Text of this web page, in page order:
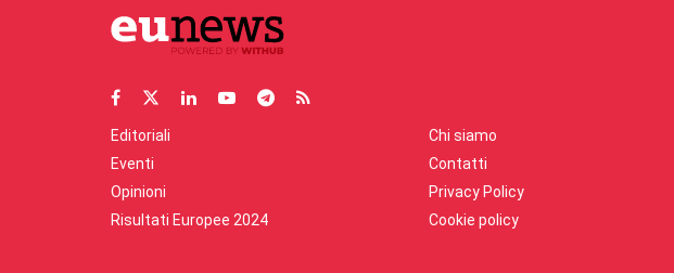
Editoriali
Eventi
Opinioni
Risultati Europee 2024
Chi siamo
Contatti
Privacy Policy
Cookie policy